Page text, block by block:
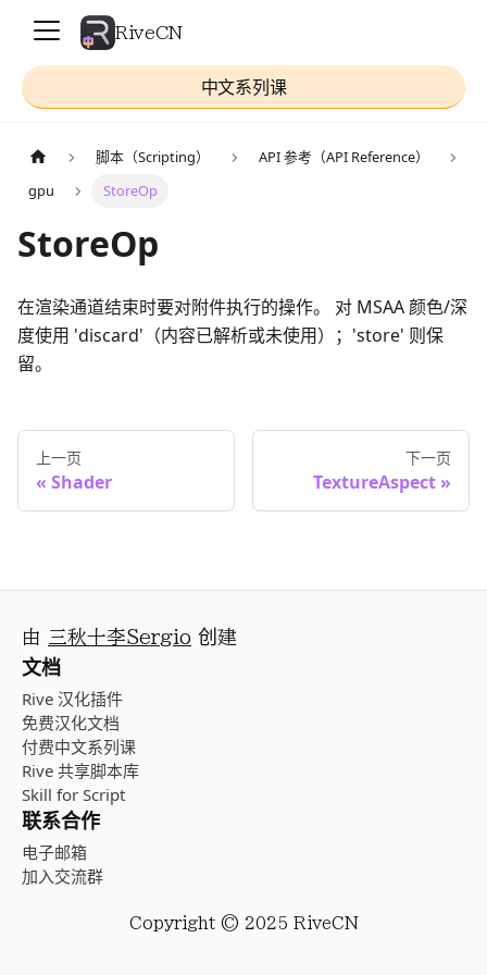
RiveCN
中文系列课
脚本（Scripting）
API 参考（API Reference）
gpu
StoreOp
StoreOp
在渲染通道结束时要对附件执行的操作。 对 MSAA 颜色/深
度使用 'discard'（内容已解析或未使用）；'store' 则保
留。
上一页
Shader
下一页
TextureAspect
由 三秋十李Sergio 创建
文档
Rive 汉化插件
免费汉化文档
付费中文系列课
Rive 共享脚本库
Skill for Script
联系合作
电子邮箱
加入交流群
Copyright © 2025 RiveCN